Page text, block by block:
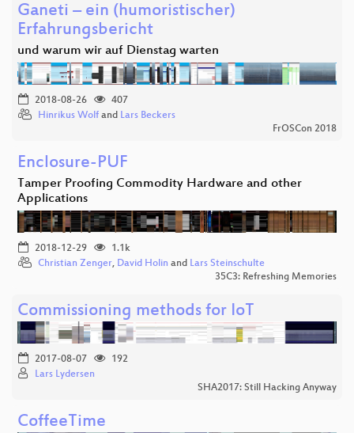
Ganeti – ein (humoristischer)
Erfahrungsbericht
und warum wir auf Dienstag warten
2018-08-26
407
Hinrikus Wolf and Lars Beckers
FrOSCon 2018
Enclosure-PUF
Tamper Proofing Commodity Hardware and other
Applications
2018-12-29
1.1k
Christian Zenger, David Holin and Lars Steinschulte
35C3: Refreshing Memories
Commissioning methods for IoT
2017-08-07
192
Lars Lydersen
SHA2017: Still Hacking Anyway
CoffeeTime